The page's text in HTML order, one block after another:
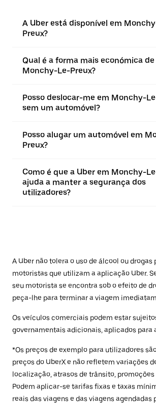
A Uber está disponível em
Preux?
Qual é a forma mais económica
Monchy-Le-Preux?
Posso deslocar-me em Monchy-
sem um automóvel?
Posso alugar um automóvel em
Preux?
Como é que a Uber em Monchy-
ajuda a manter a segurança dos
utilizadores?
A Uber não tolera o uso de álcool ou drogas
motoristas que utilizam a aplicação Uber.
seu motorista se encontra sob o efeito de
peça-lhe para terminar a viagem
Os veículos comerciais podem estar
governamentais adicionais, aplicados para
*Os preços de exemplo para utilizadores
preços do UberX e não refletem variações
localização, atrasos de trânsito,
Podem aplicar-se tarifas fixas e taxas
reais das viagens e das viagens agendadas